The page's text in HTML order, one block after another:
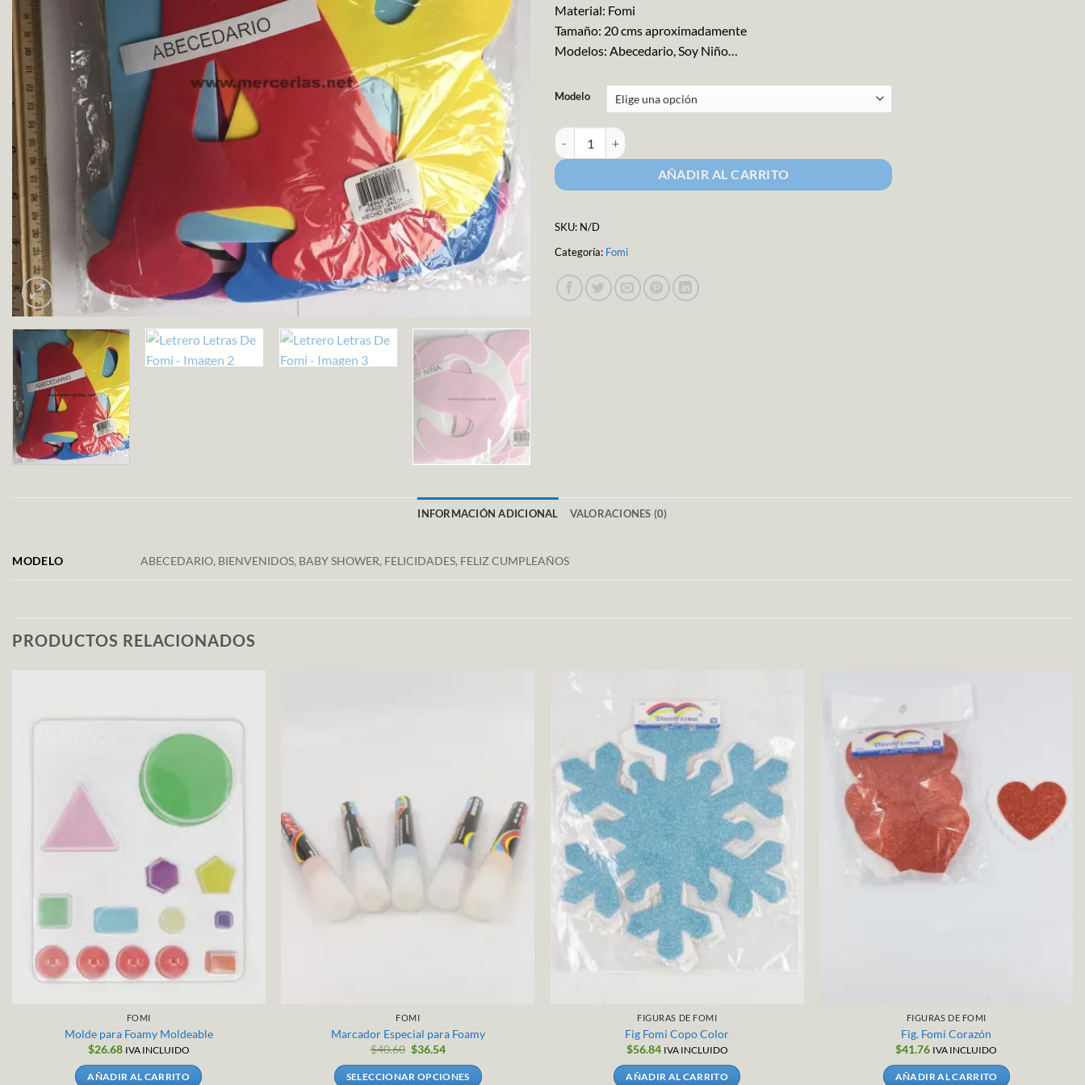
Material: Fomi
Tamaño: 20 cms aproximadamente
Modelos: Abecedario, Soy Niño…
Modelo
Letrero Letras De Fomi cantidad
AÑADIR AL CARRITO
SKU: N/D
Categoría: Fomi
INFORMACIÓN ADICIONAL VALORACIONES (0)
MODELO ABECEDARIO, BIENVENIDOS, BABY SHOWER, FELICIDADES, FELIZ CUMPLEAÑOS
PRODUCTOS RELACIONADOS
FOMI
Molde para Foamy Moldeable
$26.68 IVA INCLUIDO
AÑADIR AL CARRITO
FOMI
Marcador Especial para Foamy
$40.60 $36.54
SELECCIONAR OPCIONES
FIGURAS DE FOMI
Fig Fomi Copo Color
$56.84 IVA INCLUIDO
AÑADIR AL CARRITO
FIGURAS DE FOMI
Fig. Fomi Corazón
$41.76 IVA INCLUIDO
AÑADIR AL CARRITO